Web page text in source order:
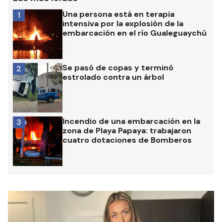
Una persona está en terapia
intensiva por la explosión de la
embarcación en el río Gualeguaychú
1
Se pasó de copas y terminó
estrolado contra un árbol
2
Incendio de una embarcación en la
zona de Playa Papaya: trabajaron
cuatro dotaciones de Bomberos
3